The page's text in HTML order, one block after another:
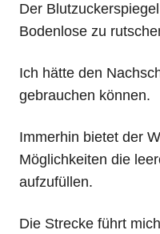
Der
Bodenlose zu
Ich hätte den
gebrauchen können.
Immerhin bietet der
Möglichkeiten die
aufzufüllen.
Die Strecke führt